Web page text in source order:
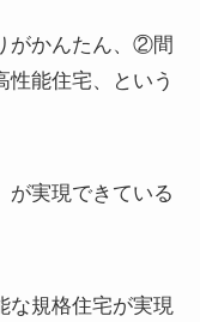
がかんたん、②間
能住宅、という
実現できている
な規格住宅が実現